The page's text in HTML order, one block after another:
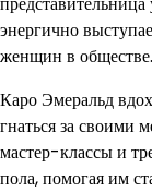
энергично
женщин в обществе.
Каро Эмеральд
гнаться за своими
мастер-классы и
пола, помогая им